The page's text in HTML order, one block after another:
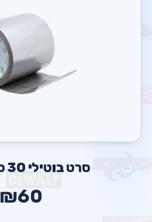
סרט בוטילי 30 ס''מ רוחב
₪60